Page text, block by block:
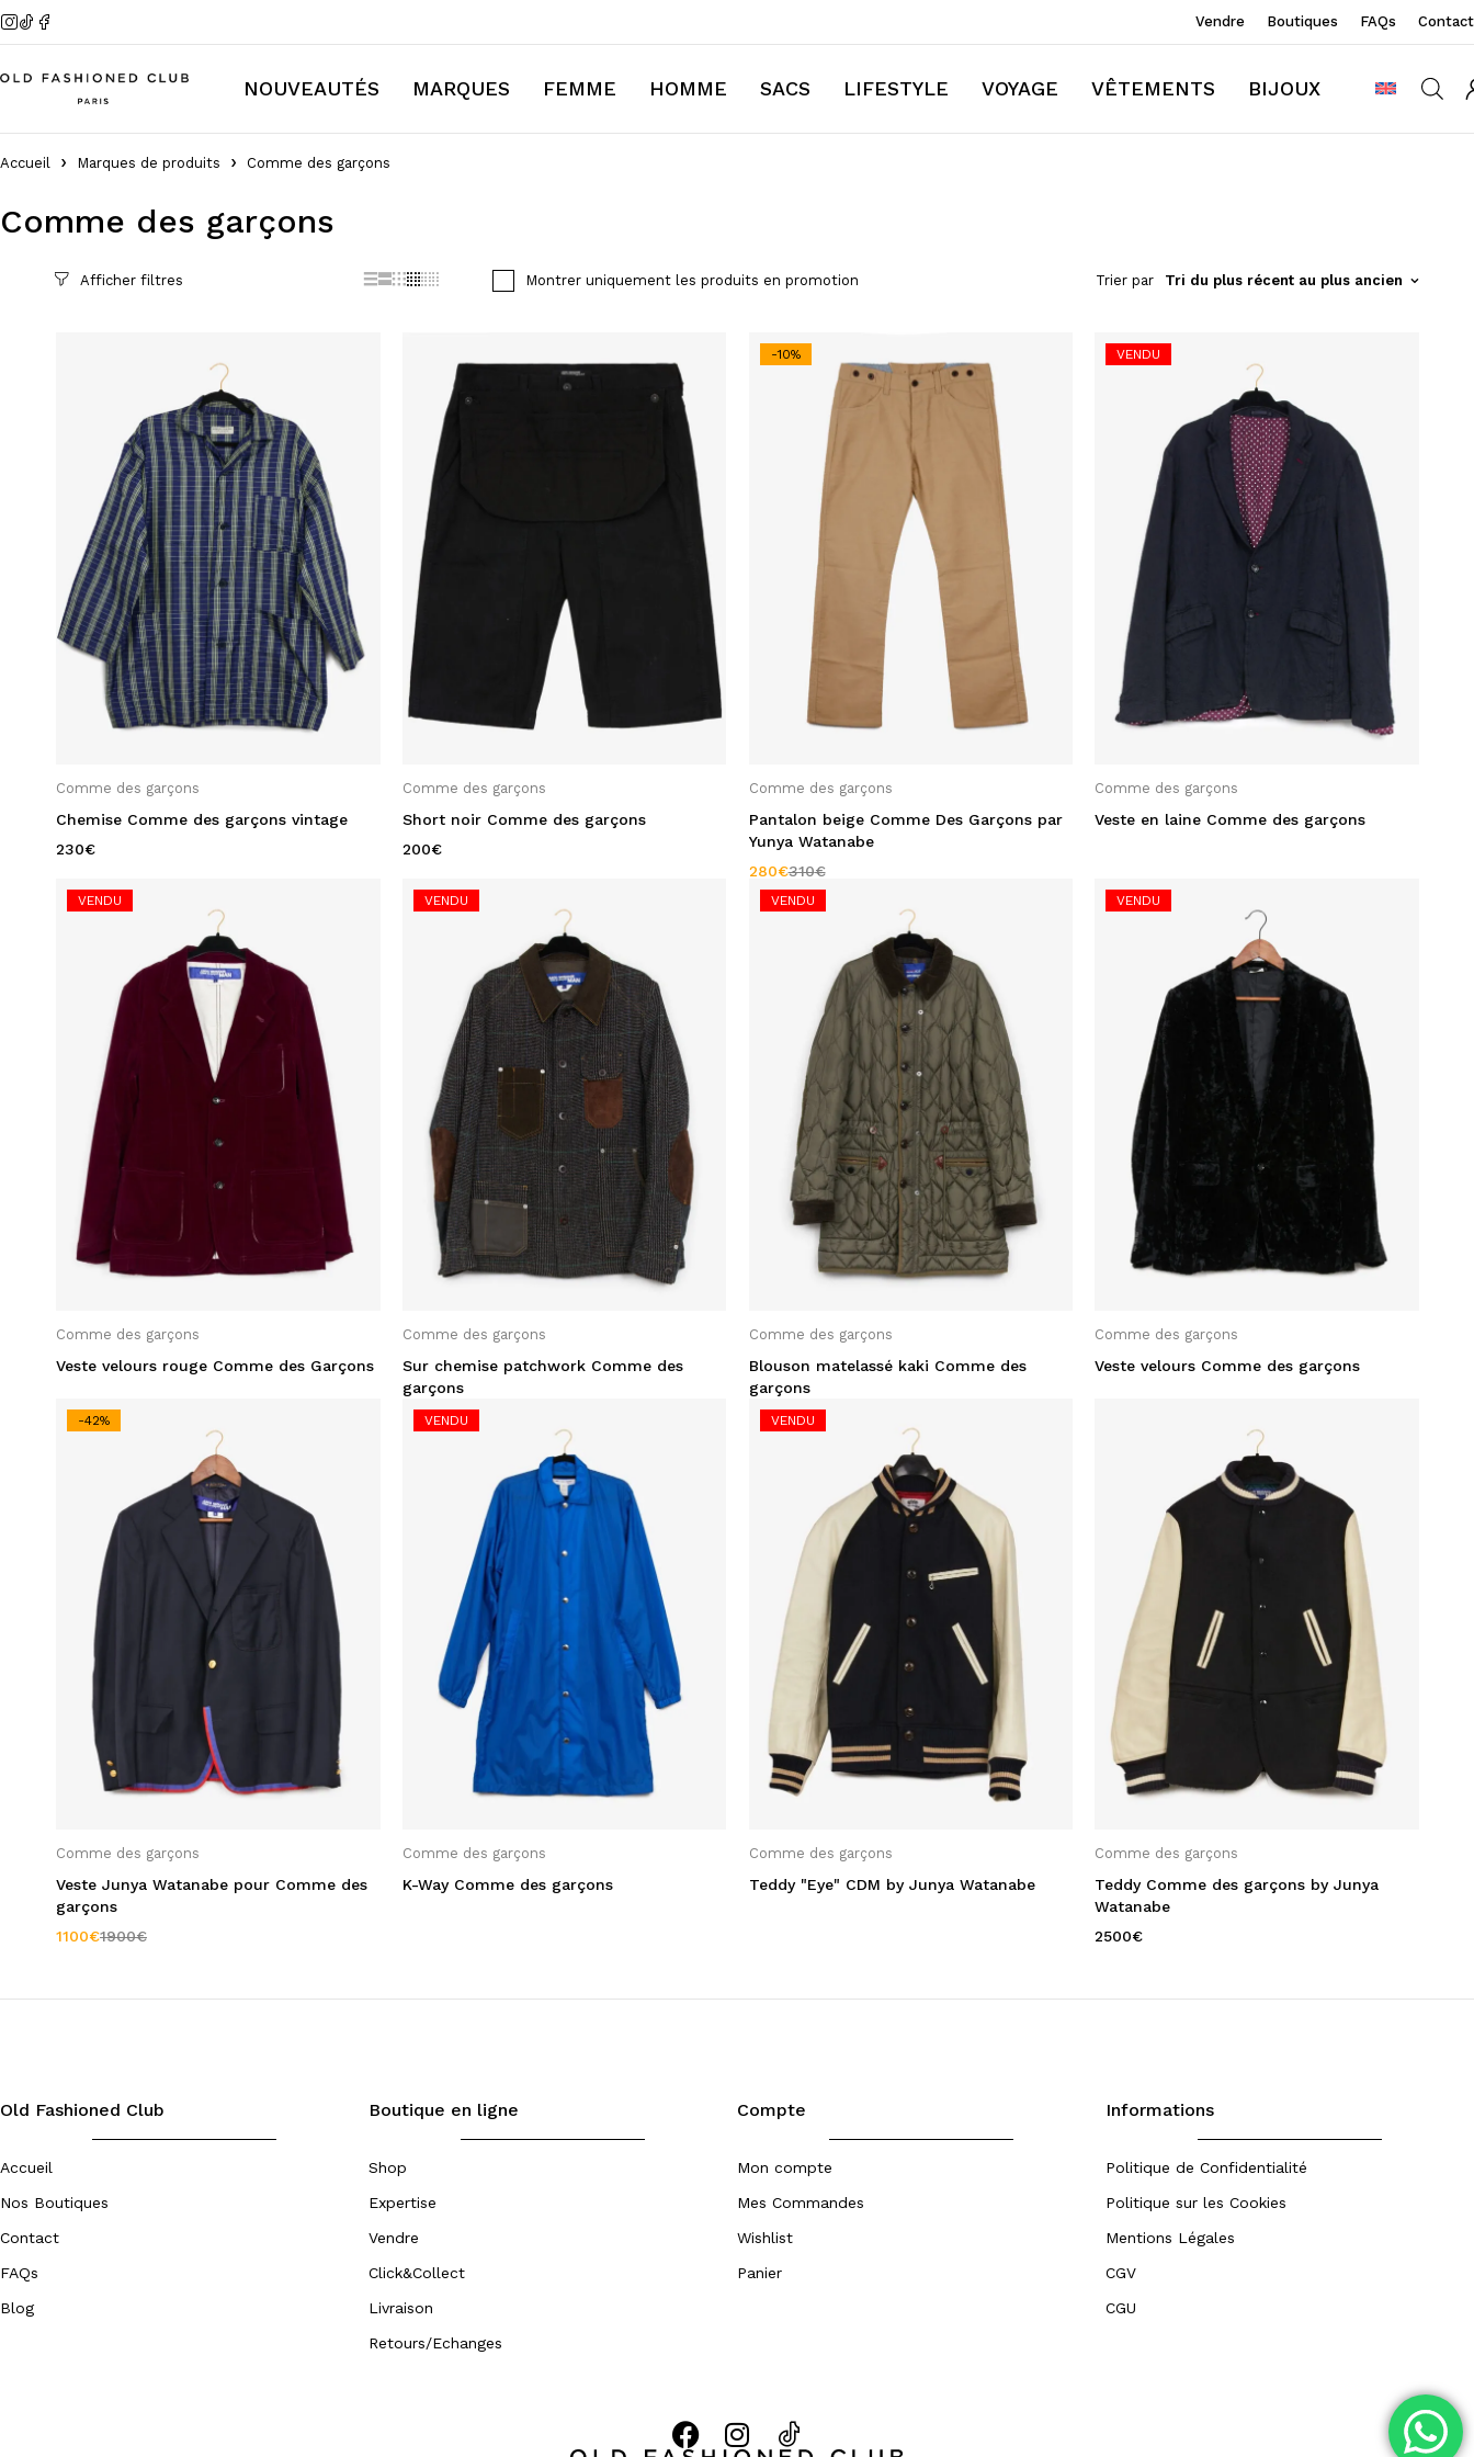
Vendre Boutiques FAQs Contact
NOUVEAUTÉS MARQUES FEMME HOMME SACS LIFESTYLE VOYAGE VÊTEMENTS BIJOUX
Accueil Marques de produits Comme des garçons
Comme des garçons
⁠Montrer uniquement les produits en promotion Trier par Tri du plus récent au plus ancien
Catégories
A Découvrir
Collection Automne/Hiver Femme
2024
Collection Automne/Hiver Homme
Homme
Uncategorized
Filter par Etat
Jamais Porté
(11)
Bleu
Bleu Marine
Bleu nuit
Bordeaux
Kaki
Laine
Marron
Noir
Rouge
Filtrer par Taille
L
S (1)
Comme des garçons
Chemise Comme des garçons vintage
230€
Comme des garçons
Short noir Comme des garçons
200€
-10%
Comme des garçons
Pantalon beige Comme Des Garçons par
Yunya Watanabe
310€
280€
VENDU
Comme des garçons
Veste en laine Comme des garçons
VENDU
Comme des garçons
Veste velours rouge Comme des Garçons
VENDU
Comme des garçons
Sur chemise patchwork Comme des
garçons
VENDU
Comme des garçons
Blouson matelassé kaki Comme des
garçons
VENDU
Comme des garçons
Veste velours Comme des garçons
-42%
Comme des garçons
Veste Junya Watanabe pour Comme des
garçons
1900€
1100€
VENDU
Comme des garçons
K-Way Comme des garçons
VENDU
Comme des garçons
Teddy "Eye" CDM by Junya Watanabe
Comme des garçons
Teddy Comme des garçons by Junya
Watanabe
2500€
Old Fashioned Club
Accueil
Nos Boutiques
Contact
FAQs
Blog
Boutique en ligne
Shop
Expertise
Vendre
Click&Collect
Livraison
Retours/Echanges
Compte
Mon compte
Mes Commandes
Wishlist
Panier
Informations
Politique de Confidentialité
Politique sur les Cookies
Mentions Légales
CGV
CGU